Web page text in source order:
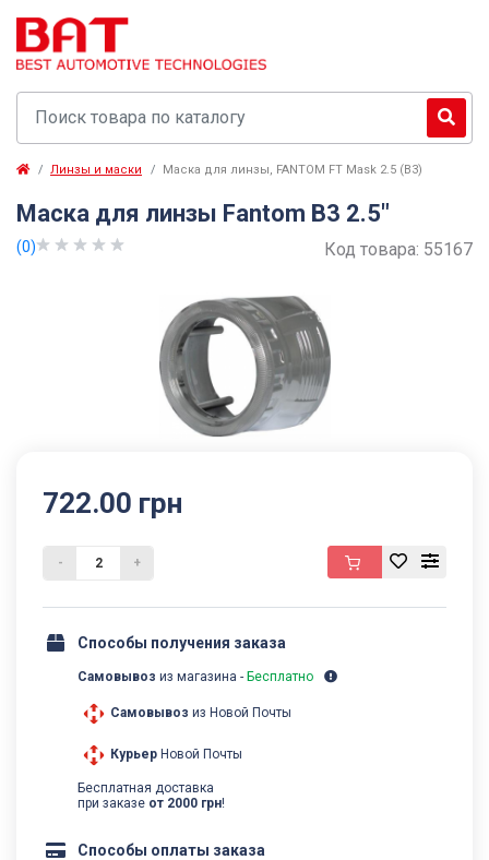
Линзы и маски Маска для линзы, FANTOM FT Mask 2.5 (B3)
Маска для линзы Fantom B3 2.5"
(0) Код товара: 55167
722.00 грн
- +
Способы получения заказа
Самовывоз из магазина - Бесплатно
Самовывоз из Новой Почты
Курьер Новой Почты
Бесплатная доставка
при заказе от 2000 грн!
Способы оплаты заказа